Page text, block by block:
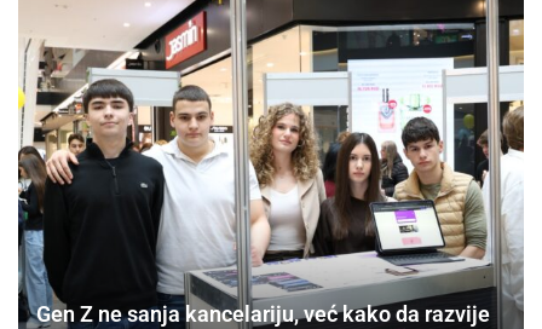
Gen Z ne sanja kancelariju, već kako da razvije